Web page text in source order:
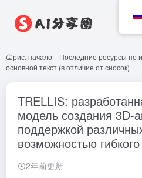
рис. начало - Последние ресурсы по
основной текст (в отличие от сносок)
TRELLIS:
модель создания 3D-
поддержкой
возможностью
2年前更新